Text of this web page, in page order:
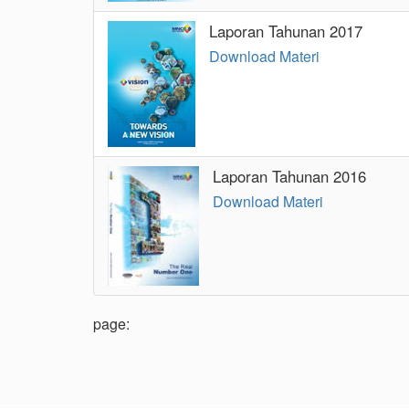
Laporan Tahunan 2017
Download Materi
Laporan Tahunan 2016
Download Materi
page: